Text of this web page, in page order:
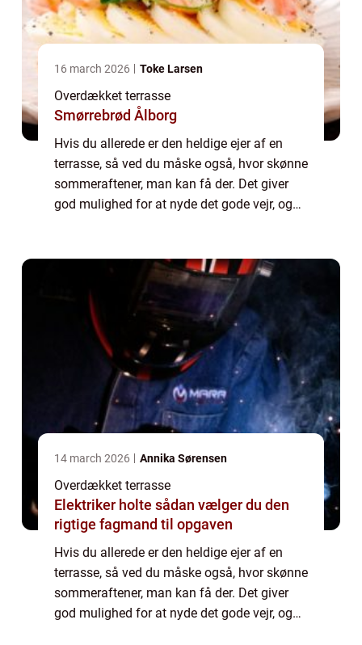
16 march 2026 Toke Larsen
Overdækket terrasse
Smørrebrød Ålborg
Hvis du allerede er den heldige ejer af en
terrasse, så ved du måske også, hvor skønne
sommeraftener, man kan få der. Det giver
god mulighed for at nyde det gode vejr, og
14 march 2026 Annika Sørensen
Overdækket terrasse
Elektriker holte sådan vælger du den
rigtige fagmand til opgaven
Hvis du allerede er den heldige ejer af en
terrasse, så ved du måske også, hvor skønne
sommeraftener, man kan få der. Det giver
god mulighed for at nyde det gode vejr, og